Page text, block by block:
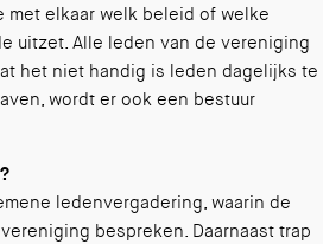
elkaar welk beleid of welke
uitzet. Alle leden van de vereniging
het niet handig is leden dagelijks te
wordt er ook een bestuur
ledenvergadering, waarin de
bespreken. Daarnaast trap